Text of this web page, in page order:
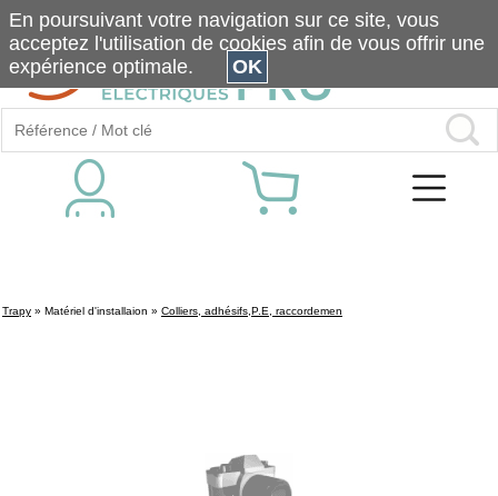
Trapy » Matériel d'installaion » Colliers, adhésifs,P.E, raccordemen
En poursuivant votre navigation sur ce site, vous
acceptez l'utilisation de cookies afin de vous offrir une
expérience optimale.
OK